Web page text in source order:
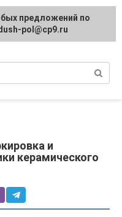
и
керамического
предложений по
pol@cp9.ru